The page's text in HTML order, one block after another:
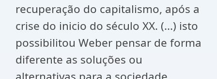
recuperação do capitalismo, após a
crise do inicio do século XX. (...) isto
possibilitou Weber pensar de forma
diferente as soluções ou